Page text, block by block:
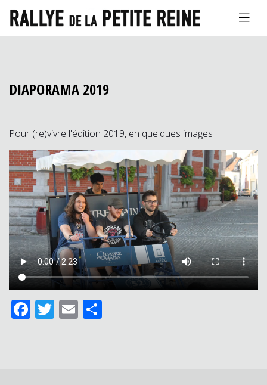
DIAPORAMA 2019
Pour (re)vivre l'édition 2019, en quelques images
Facebook
Twitter
Email